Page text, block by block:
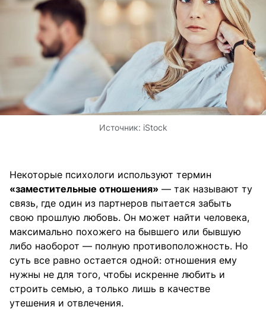
Источник: iStock
Некоторые психологи используют термин
«заместительные отношения» — так называют ту
связь, где один из партнеров пытается забыть
свою прошлую любовь. Он может найти человека,
максимально похожего на бывшего или бывшую
либо наоборот — полную противоположность. Но
суть все равно остается одной: отношения ему
нужны не для того, чтобы искренне любить и
строить семью, а только лишь в качестве
утешения и отвлечения.